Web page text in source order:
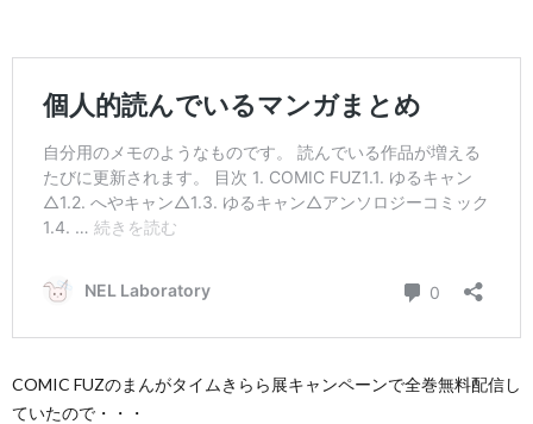
COMIC FUZのまんがタイムきらら展キャンペーンで全巻無料配信し
ていたので・・・